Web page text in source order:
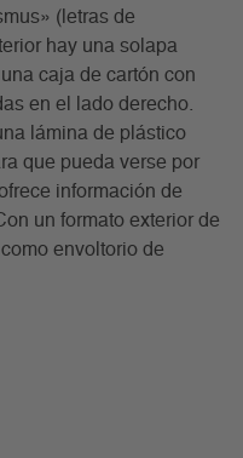
(letras de
hay una solapa
caja de cartón con
en el lado derecho.
lámina de plástico
que pueda verse por
información de
un formato exterior de
envoltorio de